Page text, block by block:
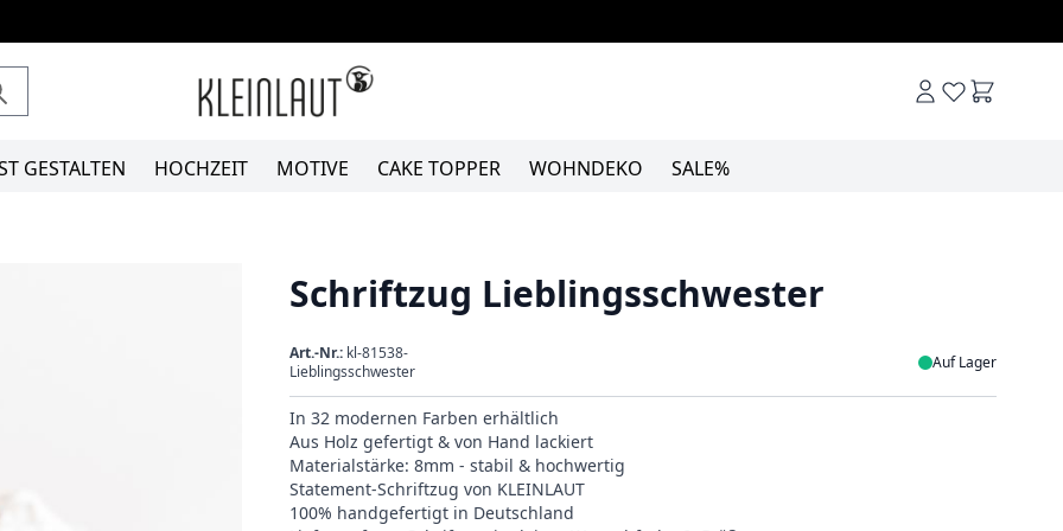
GESTALTEN HOCHZEIT MOTIVE CAKE TOPPER WOHNDEKO SALE%
Schriftzug Lieblingsschwester
Art.-Nr.: kl-81538-
Lieblingsschwester
Auf Lager
In 32 modernen Farben erhältlich
Aus Holz gefertigt & von Hand lackiert
Materialstärke: 8mm - stabil & hochwertig
Statement-Schriftzug von KLEINLAUT
100% handgefertigt in Deutschland